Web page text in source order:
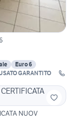
Euro 6
GARANTITO
NUOV